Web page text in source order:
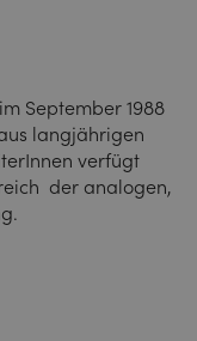
September 1988
langjährigen
verfügt
der analogen,